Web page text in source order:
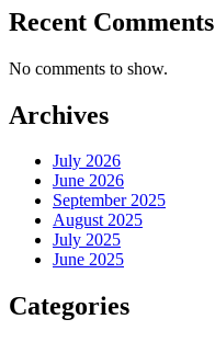
Recent Comments
No comments to show.
Archives
July 2026
June 2026
September 2025
August 2025
July 2025
June 2025
Categories